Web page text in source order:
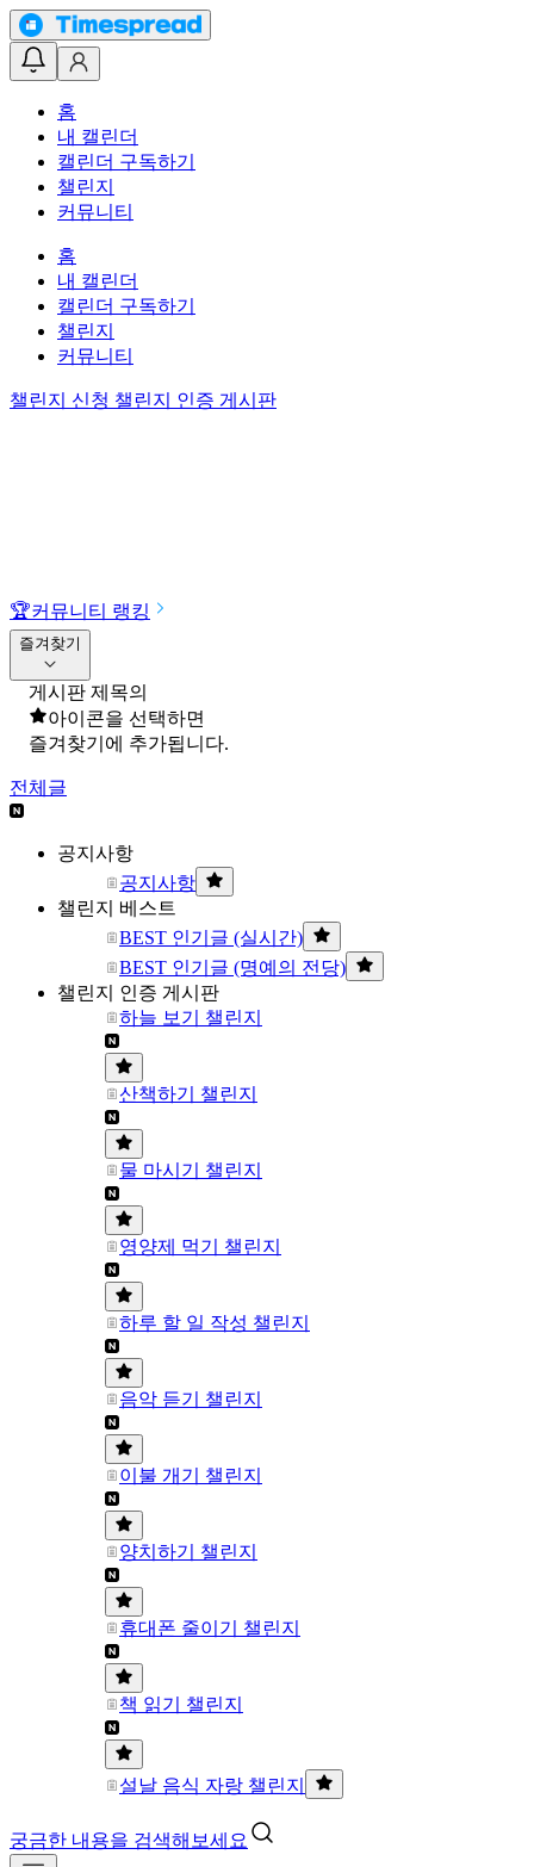
홈
내 캘린더
캘린더 구독하기
챌린지
커뮤니티
홈
내 캘린더
캘린더 구독하기
챌린지
커뮤니티
챌린지 신청 챌린지 인증 게시판
🏆커뮤니티 랭킹
즐겨찾기
게시판 제목의
아이콘을 선택하면
즐겨찾기에 추가됩니다.
전체글
공지사항
공지사항
챌린지 베스트
BEST 인기글 (실시간)
BEST 인기글 (명예의 전당)
챌린지 인증 게시판
하늘 보기 챌린지
산책하기 챌린지
물 마시기 챌린지
영양제 먹기 챌린지
하루 할 일 작성 챌린지
음악 듣기 챌린지
이불 개기 챌린지
양치하기 챌린지
휴대폰 줄이기 챌린지
책 읽기 챌린지
설날 음식 자랑 챌린지
궁금한 내용을 검색해보세요